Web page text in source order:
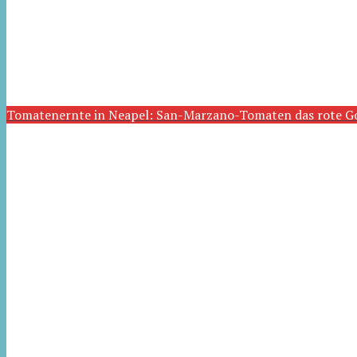
Tomatenernte in Neapel: San-Marzano-Tomaten das rote